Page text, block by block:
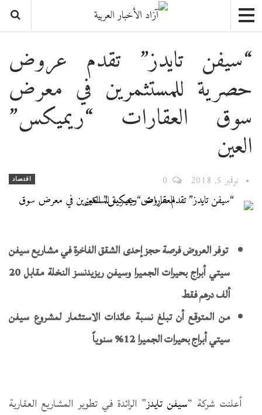
“سيفن تايدز” تقدم عروض
حصرية للمستثمرين في معرض
سوق العقارات “ريميكس”
العين
اقتصاد نوفمبر 5, 2018
توفر العروض فرصة حجز إحدى الشقق الفاخرة في مشاريع سيفن
سيتي أبراج بحيرات الجميرا وسيفن ريزيدنسز النخلة مقابل 20
ألف درهم فقط
من المتوقع أن تبلغ نسبة عائدات الاستثمار لمشروع سيفن
سيتي أبراج بحيرات الجميرا 12% سنوياً
أعلنت شركة “سيفن تايدز” الرائدة في تطوير المشاريع العقارية